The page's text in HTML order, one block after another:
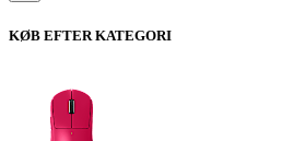
KØB EFTER KATEGORI